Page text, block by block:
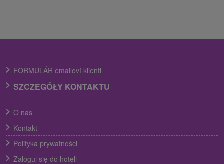
FORMULÁR emailoví klienti
SZCZEGÓŁY KONTAKTU
O nas
Kontakt
Polityka prywatności
Zaloguj się do hoteli